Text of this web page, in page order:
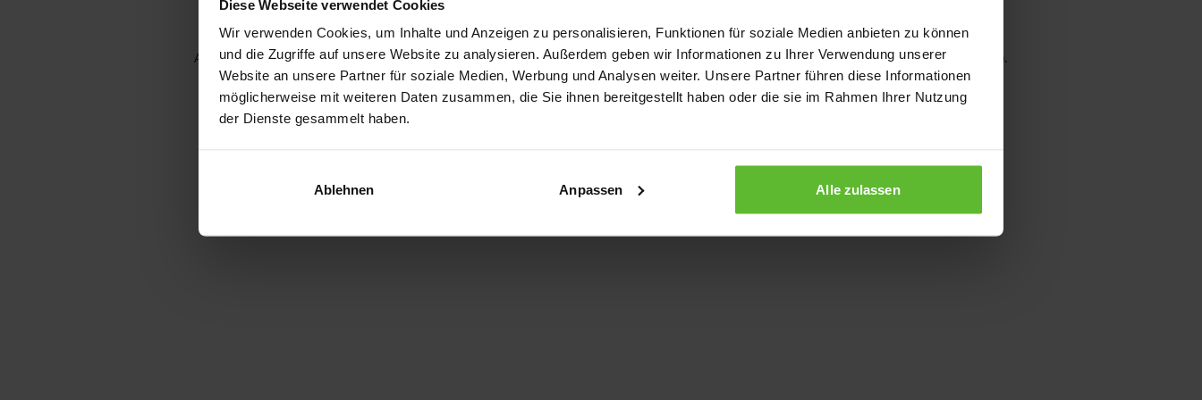
Diese Webseite verwendet Cookies
Wir verwenden Cookies, um Inhalte und Anzeigen zu personalisieren, Funktionen für soziale Medien anbieten zu können
und die Zugriffe auf unsere Website zu analysieren. Außerdem geben wir Informationen zu Ihrer Verwendung unserer
Website an unsere Partner für soziale Medien, Werbung und Analysen weiter. Unsere Partner führen diese Informationen
möglicherweise mit weiteren Daten zusammen, die Sie ihnen bereitgestellt haben oder die sie im Rahmen Ihrer Nutzung
der Dienste gesammelt haben.
Ablehnen Anpassen Alle zulassen
Application error: a client-side exception has occurred while loading www.kurzwego.de (see the browser console for more information).